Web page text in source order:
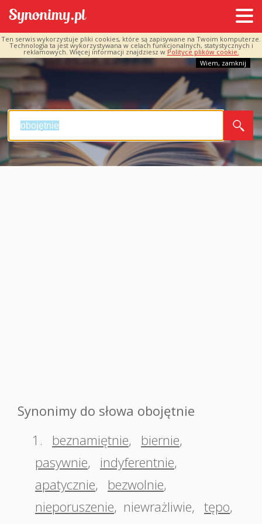
Ten serwis wykorzystuje pliki cookies, które są zapisywane na Twoim komputerze.
Technologia ta jest wykorzystywana w celach funkcjonalnych, statystycznych i
reklamowych. Więcej informacji znajdziesz w Polityce plików cookie.
Wiem, zamknij
Synonimy do słowa obojętnie
1.
beznamiętnie, biernie,
pasywnie, indyferentnie,
apatycznie, bezwolnie,
nieporuszenie, niewrażliwie, tępo,